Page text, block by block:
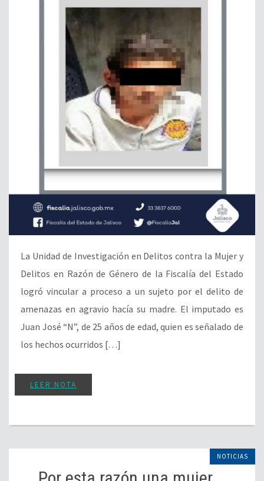
La Unidad de Investigación en Delitos contra la Mujer y
Delitos en Razón de Género de la Fiscalía del Estado
logró vincular a proceso a un sujeto por el delito de
amenazas en agravio hacía su madre. El imputado es
Juan José “N”, de 25 años de edad, quien es señalado de
los hechos ocurridos […]
LEER NOTA
NOTICIAS